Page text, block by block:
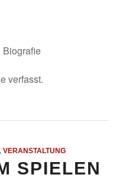
Biografie
verfasst.
VERANSTALTUNG
SPIELEN